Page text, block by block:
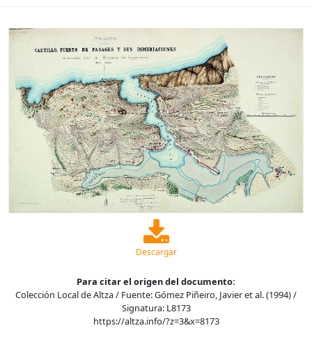
Descargar
Para citar el origen del documento:
Colección Local de Altza / Fuente: Gómez Piñeiro, Javier et al. (1994) /
Signatura: L8173
https://altza.info/?z=3&x=8173